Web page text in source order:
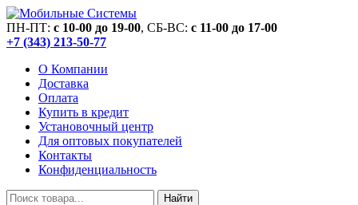
ПН-ПТ: c 10-00 до 19-00, СБ-ВС: c 11-00 до 17-00
+7 (343) 213-50-77
О Компании
Доставка
Оплата
Купить в кредит
Установочный центр
Для оптовых покупателей
Контакты
Конфиденциальность
Найти